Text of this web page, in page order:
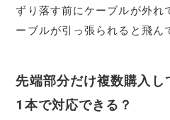
ずり落す前にケーブルが外れ
ーブルが引っ張られると飛ん
先端部分だけ複数購入し
1本で対応できる？